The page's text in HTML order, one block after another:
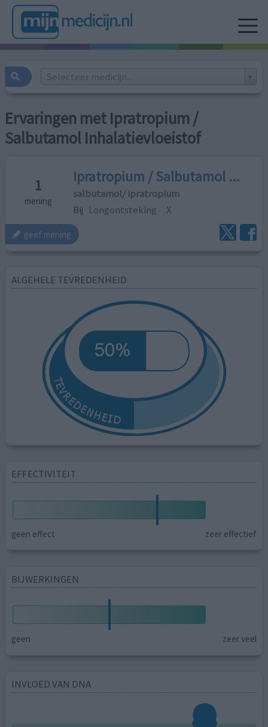
Selecteer medicijn...
Ervaringen met Ipratropium /
Salbutamol Inhalatievloeistof
1
mening
Ipratropium / Salbutamol ...
salbutamol/ ipratropium
Bij Longontsteking X
geef mening
ALGEHELE TEVREDENHEID
EFFECTIVITEIT
geen effect zeer effectief
BIJWERKINGEN
geen zeer veel
INVLOED VAN DNA